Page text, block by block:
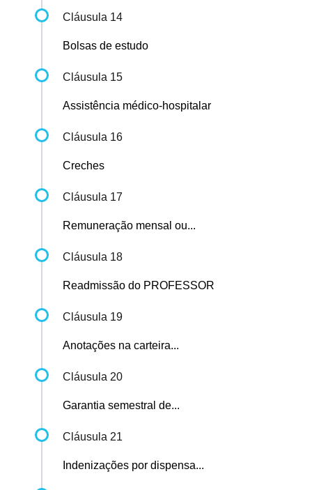
Cláusula 14
Bolsas de estudo
Cláusula 15
Assistência médico-hospitalar
Cláusula 16
Creches
Cláusula 17
Remuneração mensal ou...
Cláusula 18
Readmissão do PROFESSOR
Cláusula 19
Anotações na carteira...
Cláusula 20
Garantia semestral de...
Cláusula 21
Indenizações por dispensa...